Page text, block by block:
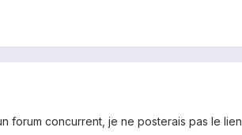
forum concurrent, je ne posterais pas le lien